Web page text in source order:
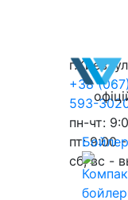
г.Киев,
+38
593-
пн-чт:
пт: 9:00 -
сб, вс -